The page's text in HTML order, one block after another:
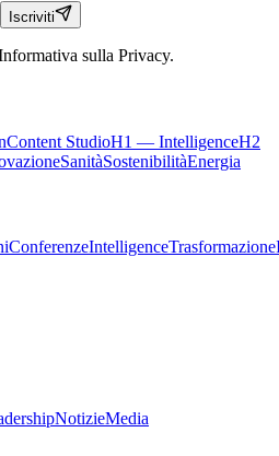
Iscriviti
sulla Privacy.
Content StudioH1 — IntelligenceH2
SanitàSostenibilitàEnergia
ConferenzeIntelligenceTrasformazione
NotizieMedia